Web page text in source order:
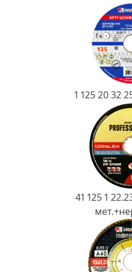
1 125 20 32
41 125 1